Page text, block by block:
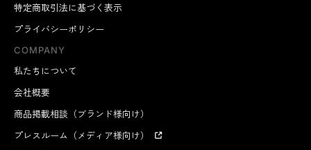
特定商取引法に基づく表示
プライバシーポリシー
COMPANY
私たちについて
会社概要
商品掲載相談（ブランド様向け）
プレスルーム（メディア様向け）